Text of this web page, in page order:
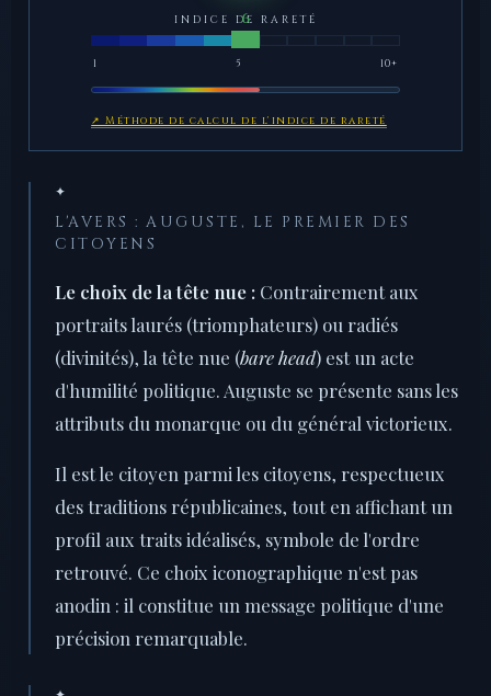
INDICE DE RARETÉ
1 5 10+
↗ Méthode de calcul de l'indice de rareté
✦
L'AVERS : AUGUSTE, LE PREMIER DES
CITOYENS
Le choix de la tête nue : Contrairement aux
portraits laurés (triomphateurs) ou radiés
(divinités), la tête nue (bare head) est un acte
d'humilité politique. Auguste se présente sans les
attributs du monarque ou du général victorieux.
Il est le citoyen parmi les citoyens, respectueux
des traditions républicaines, tout en affichant un
profil aux traits idéalisés, symbole de l'ordre
retrouvé. Ce choix iconographique n'est pas
anodin : il constitue un message politique d'une
précision remarquable.